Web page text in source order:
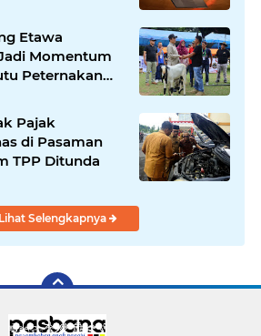
Etawa
Momentum
Peternakan
Pajak
di Pasaman
TPP Ditunda
Lihat Selengkapnya